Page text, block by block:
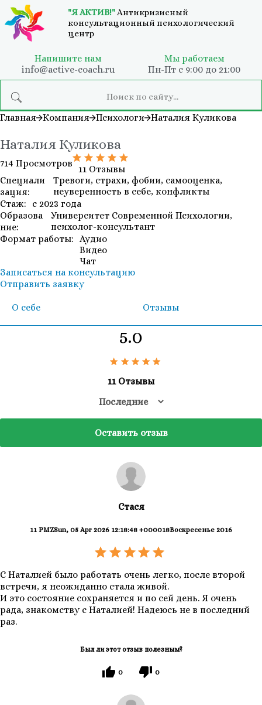
"Я АКТИВ!"Антикризисный
консультационный психологический
центр
Напишите нам
info@active-coach.ru
Мы работаем
Пн-Пт с 9:00 до 21:00
Главная Компания Психологи Наталия Куликова
Наталия Куликова
714 Просмотров 11 Отзывы
Специали
зация:
Тревоги, страхи, фобии, самооценка,
неуверенность в себе, конфликты
Стаж:
с 2023 года
Образова
ние:
Университет Современной Психологии,
психолог-консультант
Формат работы:
Аудио
Видео
Чат
Записаться на консультацию
Отправить заявку
О себе Отзывы
5.0
11 Отзывы
Оставить отзыв
11 PMZSun, 05 Apr 2026 12:18:48 +000018Воскресенье 2016
Стася
С Наталией было работать очень легко, после второй
встречи, я неожиданно стала живой.
И это состояние сохраняется и по сей день. Я очень
рада, знакомству с Наталией! Надеюсь не в последний
раз.
Был ли этот отзыв полезным?
0 0